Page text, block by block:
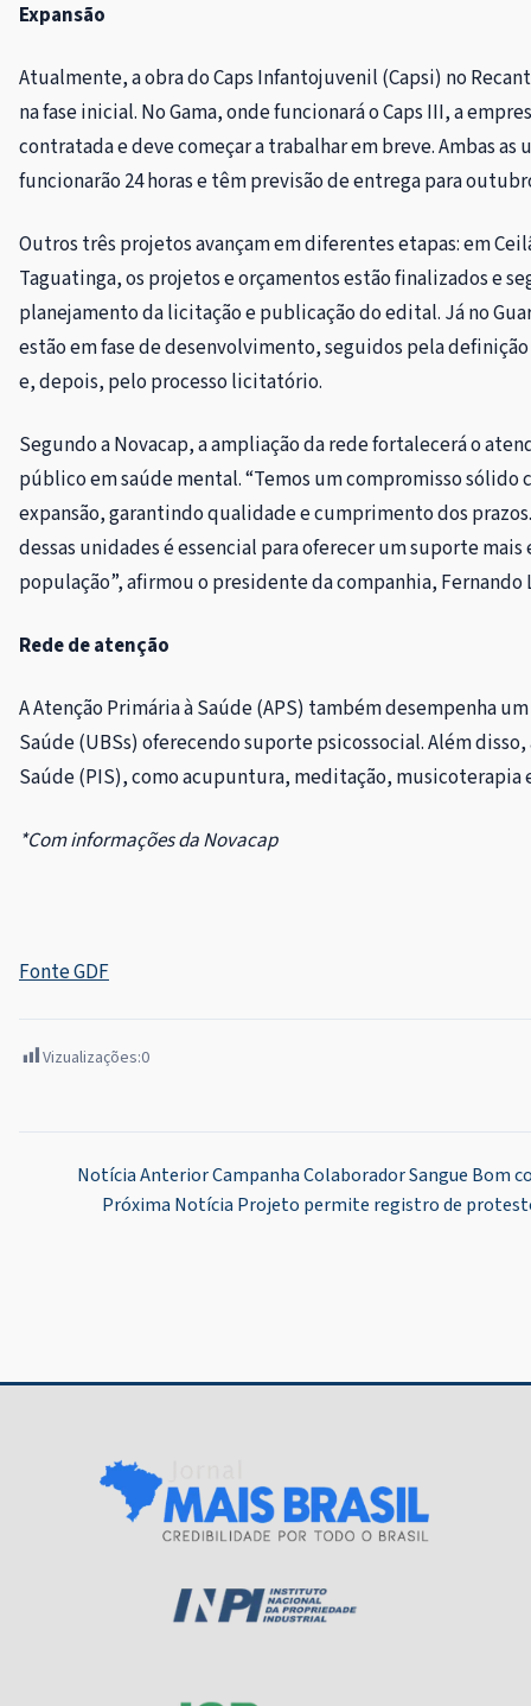
Expansão
Atualmente, a obra do Caps Infantojuvenil (Capsi) no
na fase inicial. No Gama, onde funcionará o Caps III, a
contratada e deve começar a trabalhar em breve. Ambas as
funcionarão 24 horas e têm previsão de entrega para
Outros três projetos avançam em diferentes etapas: em
Taguatinga, os projetos e orçamentos estão finalizados e
planejamento da licitação e publicação do edital. Já no
estão em fase de desenvolvimento, seguidos pela
e, depois, pelo processo licitatório.
Segundo a Novacap, a ampliação da rede fortalecerá o
público em saúde mental. “Temos um compromisso sólido
expansão, garantindo qualidade e cumprimento dos
dessas unidades é essencial para oferecer um suporte
população”, afirmou o presidente da companhia, Fernando
Rede de atenção
A Atenção Primária à Saúde (APS) também desempenha
Saúde (UBSs) oferecendo suporte psicossocial. Além
Saúde (PIS), como acupuntura, meditação, musicoterapia
*Com informações da Novacap
Fonte GDF
Vizualizações:0
Navegação
Notícia AnteriorCampanha Colaborador Sangue Bom
Próxima Notícia Projeto permite registro de